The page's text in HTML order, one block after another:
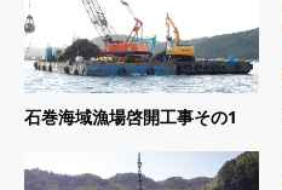
石巻海域漁場啓開工事その1